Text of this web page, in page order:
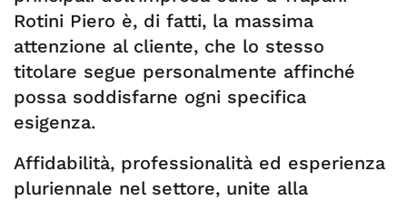
Rotini Piero è, di fatti, la massima
attenzione al cliente, che lo stesso
titolare segue personalmente affinché
possa soddisfarne ogni specifica
esigenza.
Affidabilità, professionalità ed esperienza
pluriennale nel settore, unite alla